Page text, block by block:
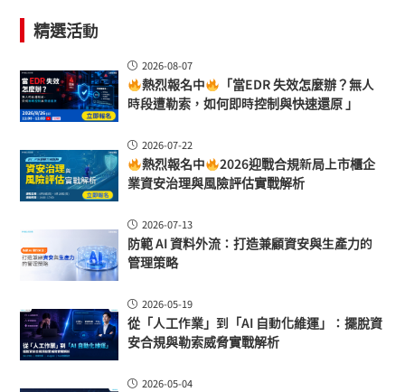
精選活動
2026-08-07
熱烈報名中
「當EDR 失效怎麼辦？無人
時段遭勒索，如何即時控制與快速還原 」
2026-07-22
熱烈報名中
2026迎戰合規新局上市櫃企
業資安治理與風險評估實戰解析
2026-07-13
防範 AI 資料外流：打造兼顧資安與生產力的
管理策略
2026-05-19
從「人工作業」到「AI 自動化維運」：擺脫資
安合規與勒索威脅實戰解析
2026-05-04